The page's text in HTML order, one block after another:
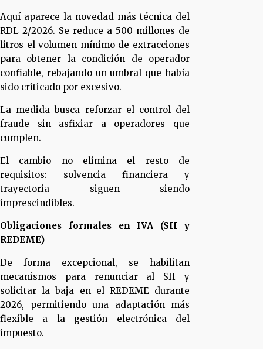
Aquí aparece la novedad más técnica del
RDL 2/2026. Se reduce a 500 millones de
litros el volumen mínimo de extracciones
para obtener la condición de operador
confiable, rebajando un umbral que había
sido criticado por excesivo.
La medida busca reforzar el control del
fraude sin asfixiar a operadores que
cumplen.
El cambio no elimina el resto de
requisitos: solvencia financiera y
trayectoria siguen siendo
imprescindibles.
Obligaciones formales en IVA (SII y
REDEME)
De forma excepcional, se habilitan
mecanismos para renunciar al SII y
solicitar la baja en el REDEME durante
2026, permitiendo una adaptación más
flexible a la gestión electrónica del
impuesto.